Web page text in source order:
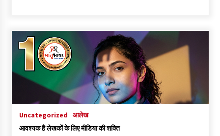
o
o
k
er sA
p
l
dI
n
er e
Uncategorized
आलेख
आवश्यक है लेखकों के लिए मीडिया की शक्ति